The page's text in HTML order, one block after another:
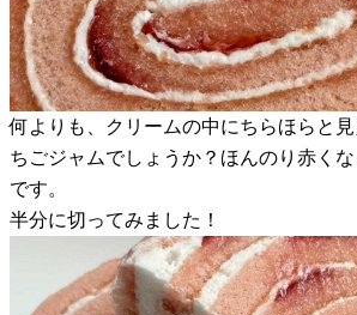
何よりも、クリームの中にちらほらと
ちごジャムでしょうか？ほんのり赤く
です。
半分に切ってみました！